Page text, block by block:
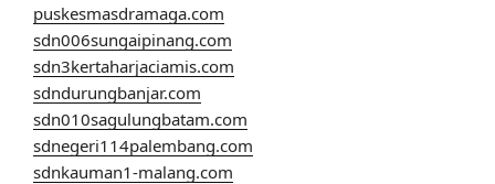
puskesmasdramaga.com
sdn006sungaipinang.com
sdn3kertaharjaciamis.com
sdndurungbanjar.com
sdn010sagulungbatam.com
sdnegeri114palembang.com
sdnkauman1-malang.com